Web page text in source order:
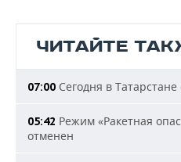
ЧИТАЙТЕ
07:00 Сегодня в
05:42 Режим «Ракетная
отменен